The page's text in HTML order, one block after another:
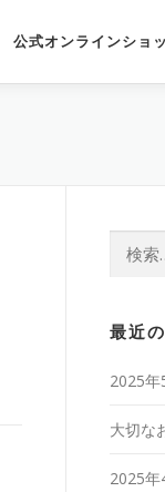
公式オンラインショ
最近
2025
大切な
2025